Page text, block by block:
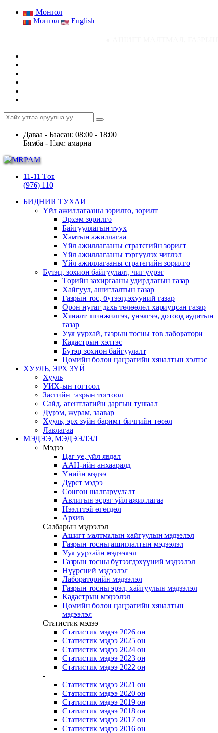
Монгол
Монгол
English
Даваа - Баасан: 08:00 - 18:00
Бямба - Ням: амарна
11-11 Төв
(976) 110
БИДНИЙ ТУХАЙ
Үйл ажиллагааны зорилго, зорилт
Эрхэм зорилго
Байгууллагын түүх
Хамтын ажиллагаа
Үйл ажиллагааны стратегийн зорилт
Үйл ажиллагааны тэргүүлэх чиглэл
Үйл ажиллагааны стратегийн зорилго
Бүтэц, зохион байгуулалт, чиг үүрэг
Төрийн захиргааны удирдлагын газар
Хайгуул, ашиглалтын газар
Газрын тос, бүтээгдэхүүний газар
Орон нутаг дахь төлөөлөл хариуцсан газар
Хяналт-шинжилгээ, үнэлгээ, дотоод аудитын
газар
Уул уурхай, газрын тосны төв лаборатори
Кадастрын хэлтэс
Бүтэц зохион байгуулалт
Цөмийн болон цацрагийн хяналтын хэлтэс
ХУУЛЬ, ЭРХ ЗҮЙ
Хууль
УИХ-ын тогтоол
Засгийн газрын тогтоол
Сайд, агентлагийн даргын тушаал
Дүрэм, журам, заавар
Хууль, эрх зүйн баримт бичгийн төсөл
Лавлагаа
МЭДЭЭ, МЭДЭЭЛЭЛ
Мэдээ
Цаг үе, үйл явдал
ААН-ийн анхааралд
Үнийн мэдээ
Дүрст мэдээ
Сонгон шалгаруулалт
Авлигын эсрэг үйл ажиллагаа
Нээлттэй өгөгдөл
Архив
Салбарын мэдээлэл
Ашигт малтмалын хайгуулын мэдээлэл
Газрын тосны ашиглалтын мэдээлэл
Уул уурхайн мэдээлэл
Газрын тосны бүтээгдэхүүний мэдээлэл
Нүүрсний мэдээлэл
Лабораторийн мэдээлэл
Газрын тосны эрэл, хайгуулын мэдээлэл
Кадастрын мэдээлэл
Цөмийн болон цацрагийн хяналтын
мэдээлэл
Статистик мэдээ
Статистик мэдээ 2026 он
Статистик мэдээ 2025 он
Статистик мэдээ 2024 он
Статистик мэдээ 2023 он
Статистик мэдээ 2022 он
-
Статистик мэдээ 2021 он
Статистик мэдээ 2020 он
Статистик мэдээ 2019 он
Статистик мэдээ 2018 он
Статистик мэдээ 2017 он
Статистик мэдээ 2016 он